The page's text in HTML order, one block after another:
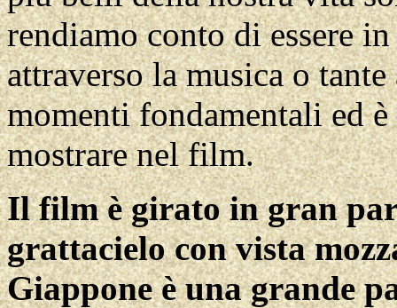
rendiamo conto di essere
attraverso la musica o
momenti fondamentali ed
mostrare nel film.
Il film è girato in gran
grattacielo con vista
Giappone è una grande